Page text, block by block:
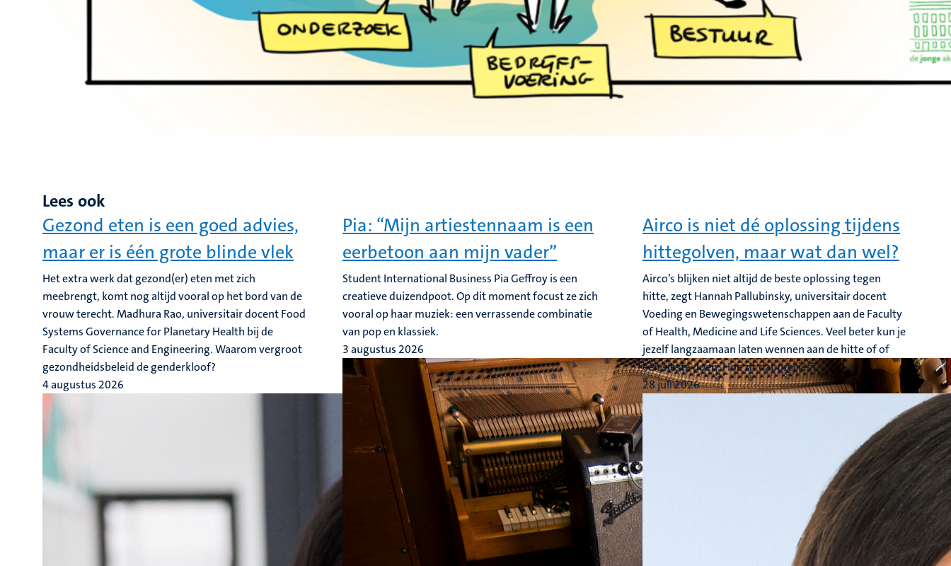
Lees ook
Gezond eten is een goed advies,
maar er is één grote blinde vlek
Het extra werk dat gezond(er) eten met zich
meebrengt, komt nog altijd vooral op het bord van de
vrouw terecht. Madhura Rao, universitair docent Food
Systems Governance for Planetary Health bij de
Faculty of Science and Engineering. Waarom vergroot
gezondheidsbeleid de genderkloof?
4 augustus 2026
Pia: “Mijn artiestennaam is een
eerbetoon aan mijn vader”
Student International Business Pia Geffroy is een
creatieve duizendpoot. Op dit moment focust ze zich
vooral op haar muziek: een verrassende combinatie
van pop en klassiek.
3 augustus 2026
Airco is niet dé oplossing tijdens
hittegolven, maar wat dan wel?
Airco’s blijken niet altijd de beste oplossing tegen
hitte, zegt Hannah Pallubinsky, universitair docent
Voeding en Bewegingswetenschappen aan de Faculty
of Health, Medicine and Life Sciences. Veel beter kun je
jezelf langzaamaan laten wennen aan de hitte of of
een siësta doen. Hoe zit dat precies?
28 juli 2026